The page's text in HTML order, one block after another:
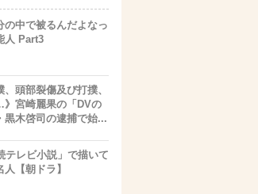
の中で被るんだよなっ
人 Part3
、頭部裂傷及び打撲、
宮崎麗果の「DVの
黒木啓司の逮捕で始...
テレビ小説」で描いて
【朝ドラ】